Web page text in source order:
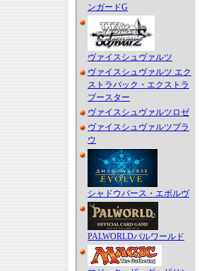
ンガードG
ヴァイスシュヴァルツ
ヴァイスシュヴァルツ エク
ストラパック・エクストラ
ブースター
ヴァイスシュヴァルツロゼ
ヴァイスシュヴァルツブラ
ウ
シャドウバース・エボルヴ
PALWORLDパルワールド